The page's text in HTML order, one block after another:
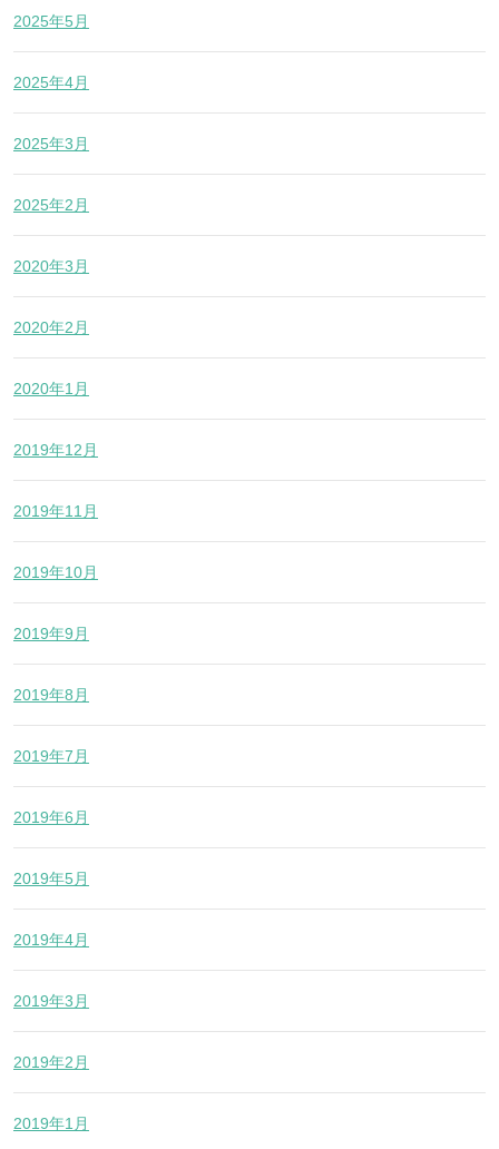
2025年5月
2025年4月
2025年3月
2025年2月
2020年3月
2020年2月
2020年1月
2019年12月
2019年11月
2019年10月
2019年9月
2019年8月
2019年7月
2019年6月
2019年5月
2019年4月
2019年3月
2019年2月
2019年1月